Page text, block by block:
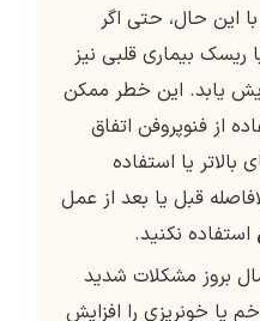
این حال، حتی اگر
ریسک بیماری قلبی نیز
یابد. این خطر ممکن
از فنوپروفن اتفاق
یا استفاده
قبل یا بعد از عمل
استفاده نکنید.
بروز مشکلات شدید
یا خونریزی را افزایش